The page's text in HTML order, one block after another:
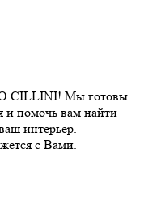
CILLINI! Мы готовы
и помочь вам найти
интерьер.
с Вами.